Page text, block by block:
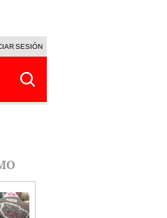
BELLA LUZ
SESIÓN